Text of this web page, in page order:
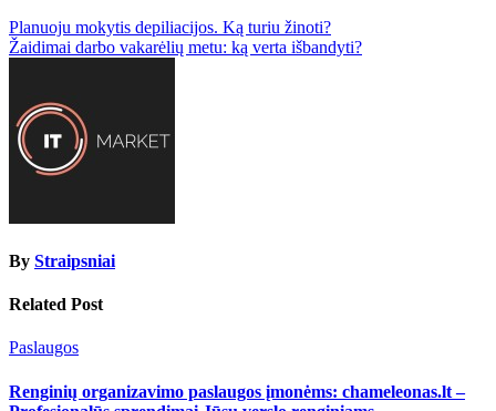
Navigacija
tarp
Planuoju mokytis depiliacijos. Ką turiu žinoti?
Žaidimai darbo vakarėlių metu: ką verta išbandyti?
By Straipsniai
Related Post
Paslaugos
Renginių organizavimo paslaugos įmonėms: chameleonas.lt –